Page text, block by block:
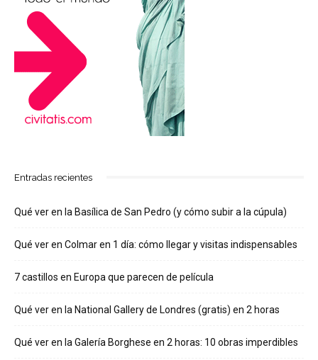
Entradas recientes
Qué ver en la Basílica de San Pedro (y cómo subir a la cúpula)
Qué ver en Colmar en 1 día: cómo llegar y visitas indispensables
7 castillos en Europa que parecen de película
Qué ver en la National Gallery de Londres (gratis) en 2 horas
Qué ver en la Galería Borghese en 2 horas: 10 obras imperdibles